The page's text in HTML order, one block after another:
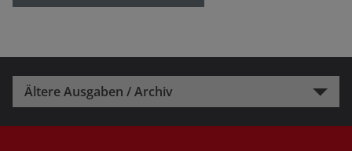
Ältere Ausgaben / Archiv